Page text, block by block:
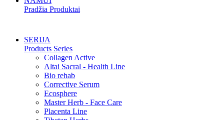
Pradžia Produktai
SERIJA
Products Series
Collagen Active
Altai Sacral - Health Line
Bio rehab
Corrective Serum
Ecosphere
Master Herb - Face Care
Placenta Line